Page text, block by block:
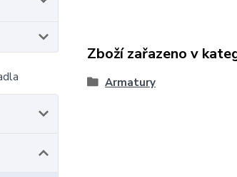
Zboží zařazeno v
Armatury